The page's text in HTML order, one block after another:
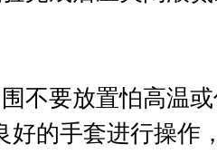
要放置怕高温或
好的手套进行操作